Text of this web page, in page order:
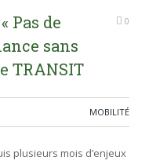
Pas de
sans
TRANSIT
0
MOBILITÉ
plusieurs mois d’enjeux